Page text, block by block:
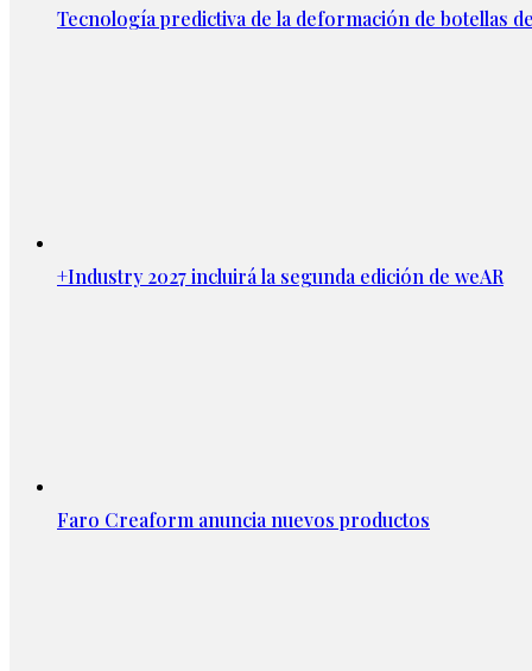
Tecnología predictiva de la deformación de botellas
+Industry 2027 incluirá la segunda edición de weAR
Faro Creaform anuncia nuevos productos